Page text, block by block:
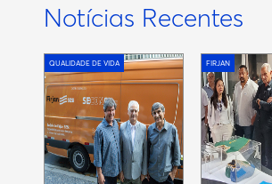
Notícias Recentes
QUALIDADE DE VIDA FIRJAN